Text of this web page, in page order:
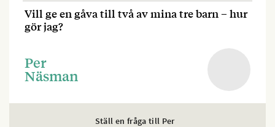
Vill ge en gåva till två av mina tre barn – hur
gör jag?
Per
Näsman
Ställ en fråga till Per